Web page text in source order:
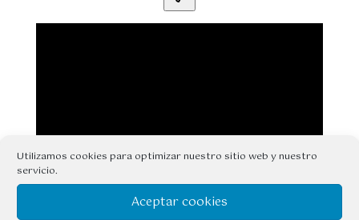
Utilizamos cookies para optimizar nuestro sitio web y nuestro
servicio.
Aceptar cookies